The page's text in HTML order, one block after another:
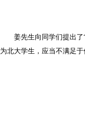
姜先生向同学们提出
为北大学生，应当不满足